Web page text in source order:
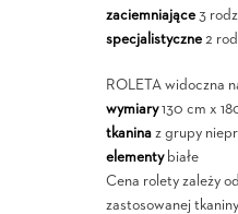
zaciemniające3
specjalistyczne2
ROLETA widoczna
wymiary130 cm x
tkaninaz grupy
elementybiałe
Cena rolety zależy
zastosowanej